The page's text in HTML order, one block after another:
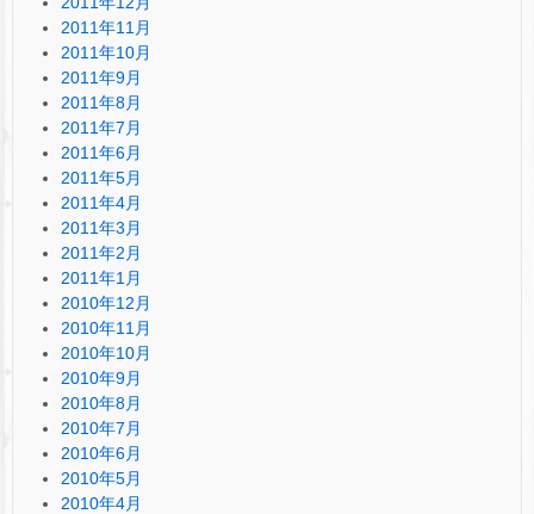
2011年11月
2011年10月
2011年9月
2011年8月
2011年7月
2011年6月
2011年5月
2011年4月
2011年3月
2011年2月
2011年1月
2010年12月
2010年11月
2010年10月
2010年9月
2010年8月
2010年7月
2010年6月
2010年5月
2010年4月